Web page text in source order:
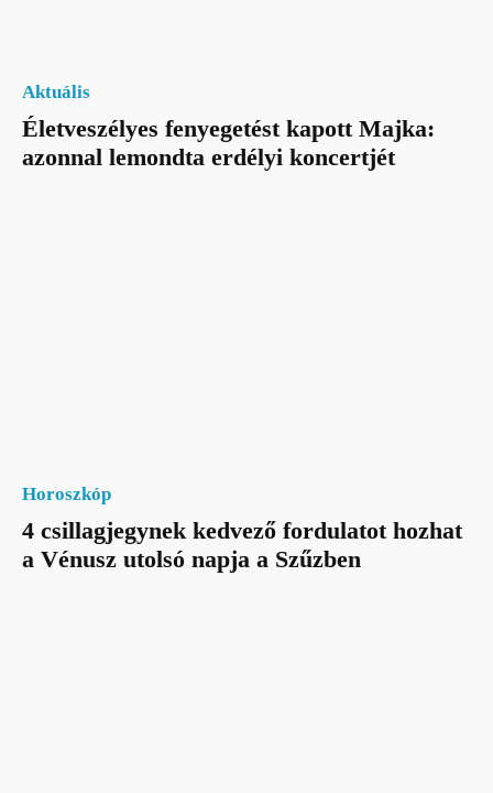
Aktuális
Életveszélyes fenyegetést kapott Majka:
azonnal lemondta erdélyi koncertjét
Horoszkóp
4 csillagjegynek kedvező fordulatot hozhat
a Vénusz utolsó napja a Szűzben